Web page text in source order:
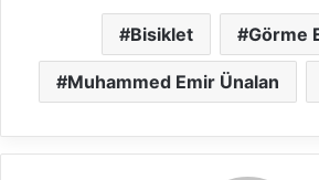
Bisiklet Görme
Muhammed Emir Ünalan